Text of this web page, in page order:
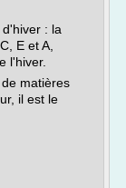
: la
E et A,
l'hiver.
matières
il est le